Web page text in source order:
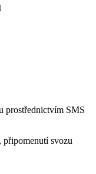
prostřednictvím SMS
svozu